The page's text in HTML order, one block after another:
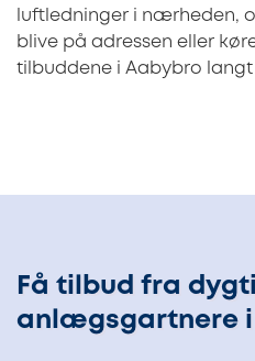
luftledninger i nærheden,
blive på adressen eller
tilbuddene i Aabybro
Få tilbud fra
anlægsgartnere i